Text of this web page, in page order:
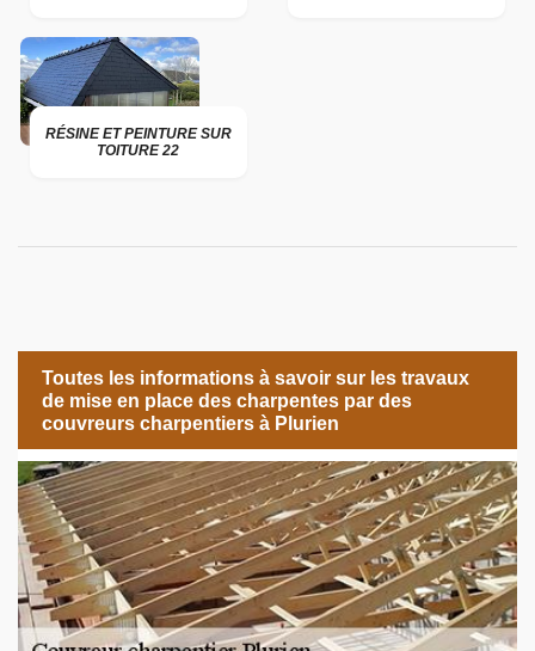
RÉSINE ET PEINTURE SUR
TOITURE 22
Toutes les informations à savoir sur les travaux
de mise en place des charpentes par des
couvreurs charpentiers à Plurien